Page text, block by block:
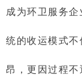
成为环卫服务
统的收运模式
昂，更因过程